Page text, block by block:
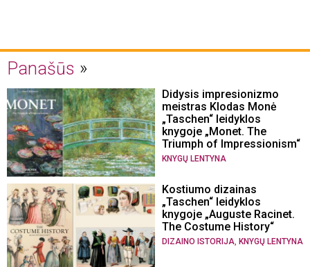
Panašūs
Didysis impresionizmo
meistras Klodas Monė
„Taschen“ leidyklos
knygoje „Monet. The
Triumph of Impressionism“
KNYGŲ LENTYNA
Kostiumo dizainas
„Taschen“ leidyklos
knygoje „Auguste Racinet.
The Costume History“
DIZAINO ISTORIJA, KNYGŲ LENTYNA